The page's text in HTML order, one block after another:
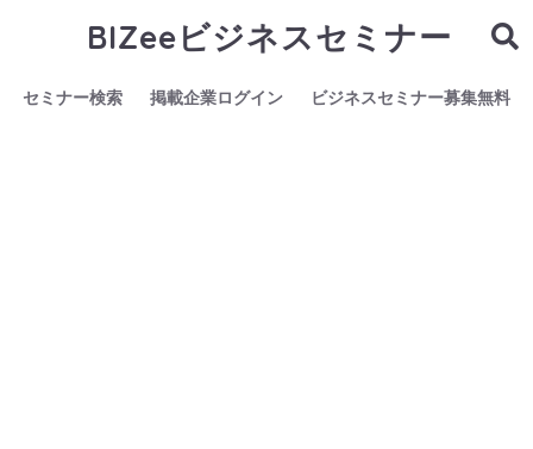
BIZeeビジネスセミナー
セミナー検索 掲載企業ログイン ビジネスセミナー募集無料